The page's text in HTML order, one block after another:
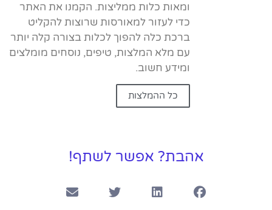
ומאות כלות ממליצות. הקמנו את האתר
כדי לעזור למאורסות שרוצות להקליט
ברכת כלה להפוך לכלות בצורה קלה יותר
עם מלא המלצות, טיפים, נוסחים מומלצים
ומידע חשוב.
כל ההמלצות
אהבת? אפשר לשתף!